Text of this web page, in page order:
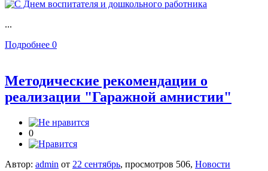
...
Подробнее 0
Методические рекомендации о
реализации "Гаражной амнистии"
0
Автор: admin от 22 сентябрь, просмотров 506, Новости